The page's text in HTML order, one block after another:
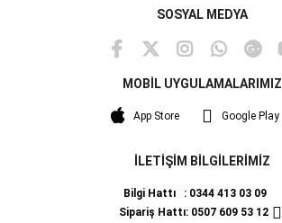
SOSYAL MEDYA
MOBİL UYGULAMALARIMIZ
App Store Google Play
İLETİŞİM BİLGİLERİMİZ
Bilgi Hattı : 0344 413 03 09
Sipariş Hattı: 0507 609 53 12